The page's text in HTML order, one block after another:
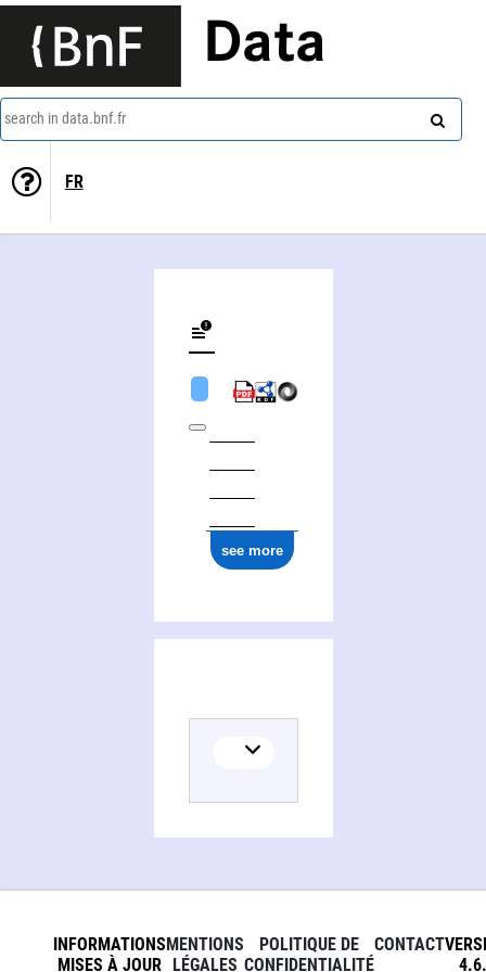
Data
search in data.bnf.fr
FR
see more
INFORMATIONS
MISES À JOUR
MENTIONS
LÉGALES
POLITIQUE DE
CONFIDENTIALITÉ
CONTACT